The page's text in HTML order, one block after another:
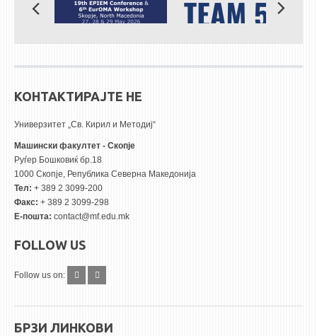
СТИПЕНДИИ
КОНТАКТИРАЈТЕ НЕ
Универзитет „Св. Кирил и Методиј“
Машински факултет - Скопје
Руѓер Бошковиќ бр.18
1000 Скопје, Република Северна Македонија
Тел: + 389 2 3099-200
Факс: + 389 2 3099-298
Е-пошта: contact@mf.edu.mk
FOLLOW US
Follow us on:
БРЗИ ЛИНКОВИ